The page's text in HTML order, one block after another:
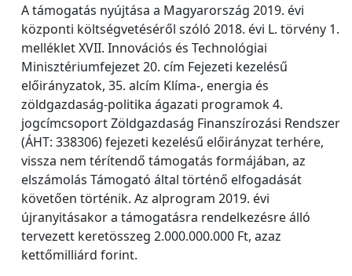
A támogatás nyújtása a Magyarország 2019. évi
központi költségvetéséről szóló 2018. évi L. törvény 1.
melléklet XVII. Innovációs és Technológiai
Minisztériumfejezet 20. cím Fejezeti kezelésű
előirányzatok, 35. alcím Klíma-, energia és
zöldgazdaság-politika ágazati programok 4.
jogcímcsoport Zöldgazdaság Finanszírozási Rendszer
(ÁHT: 338306) fejezeti kezelésű előirányzat terhére,
vissza nem térítendő támogatás formájában, az
elszámolás Támogató által történő elfogadását
követően történik. Az alprogram 2019. évi
újranyitásakor a támogatásra rendelkezésre álló
tervezett keretösszeg 2.000.000.000 Ft, azaz
kettőmilliárd forint.